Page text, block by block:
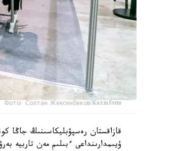
Фото: Солтан Жексенбеков/Kazinform
قازاقستان رەسپۋبليكاسىنىڭ جاڭا
ۇيىمدارىنداعى ءبىلىم مەن تاربيە